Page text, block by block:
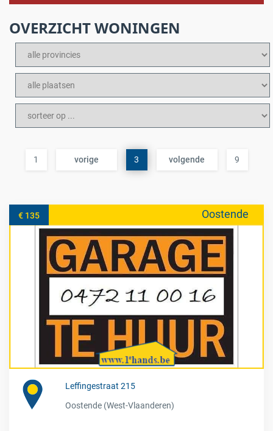
OVERZICHT WONINGEN
1 vorige 3 volgende 9
€ 135 Oostende
Leffingestraat 215
Oostende (West-Vlaanderen)